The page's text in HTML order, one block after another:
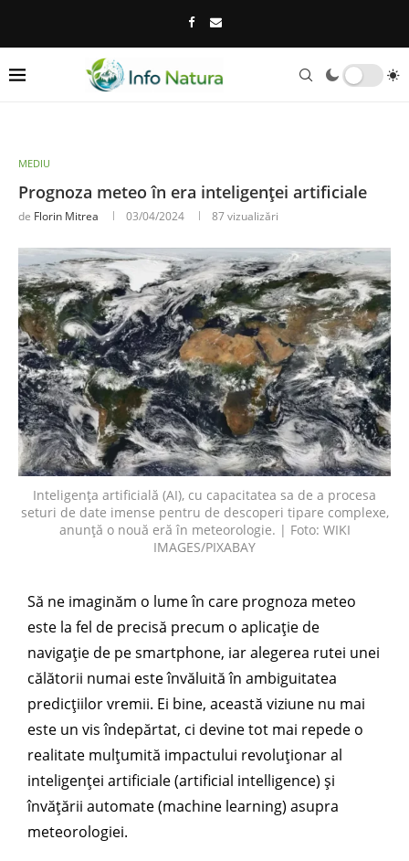
MEDIU
Prognoza meteo în era inteligenței artificiale
de Florin Mitrea 03/04/2024 87vizualizări
Inteligența artificială (AI), cu capacitatea sa de a procesa
seturi de date imense pentru de descoperi tipare complexe,
anunță o nouă eră în meteorologie. | Foto: WIKI
IMAGES/PIXABAY
Să ne imaginăm o lume în care prognoza meteo
este la fel de precisă precum o aplicație de
navigație de pe smartphone, iar alegerea rutei unei
călătorii numai este învăluită în ambiguitatea
predicțiilor vremii. Ei bine, această viziune nu mai
este un vis îndepărtat, ci devine tot mai repede o
realitate mulțumită impactului revoluționar al
inteligenței artificiale (artificial intelligence) și
învățării automate (machine learning) asupra
meteorologiei.